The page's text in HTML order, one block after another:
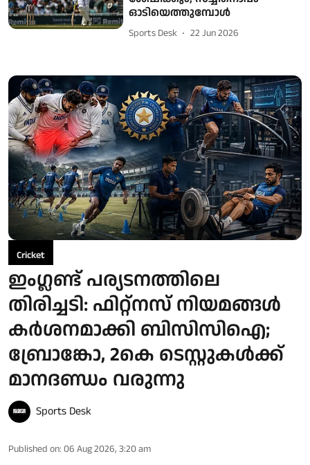
ഓടിയെത്തുമ്പോൾ
Sports Desk 22 Jun 2026
Cricket
ഇംഗ്ലണ്ട് പര്യടനത്തിലെ
തിരിച്ചടി: ഫിറ്റ്നസ് നിയമങ്ങൾ
കർശനമാക്കി ബിസിസിഐ;
ബ്രോങ്കോ, 2കെ ടെസ്റ്റുകൾക്ക്
മാനദണ്ഡം വരുന്നു
Sports Desk
Published on: 06 Aug 2026, 3:20 am